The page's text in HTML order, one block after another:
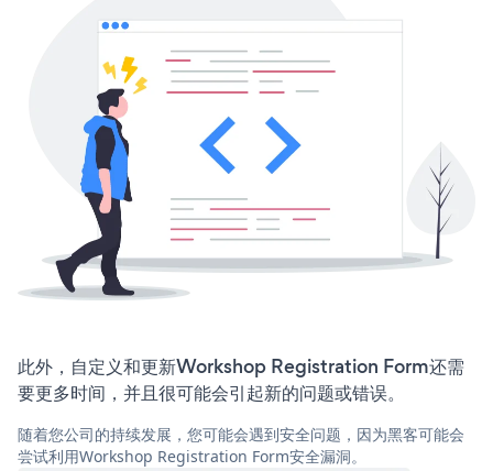
此外，自定义和更新Workshop Registration Form还需
要更多时间，并且很可能会引起新的问题或错误。
随着您公司的持续发展，您可能会遇到安全问题，因为黑客可能会
尝试利用Workshop Registration Form安全漏洞。